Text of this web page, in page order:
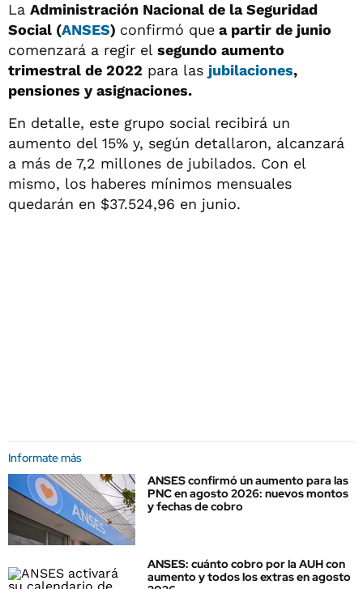
La Administración Nacional de la Seguridad
Social (ANSES) confirmó que a partir de junio
comenzará a regir el segundo aumento
trimestral de 2022 para las jubilaciones,
pensiones y asignaciones.
En detalle, este grupo social recibirá un
aumento del 15% y, según detallaron, alcanzará
a más de 7,2 millones de jubilados. Con el
mismo, los haberes mínimos mensuales
quedarán en $37.524,96 en junio.
Informate más
ANSES confirmó un aumento para las
PNC en agosto 2026: nuevos montos
y fechas de cobro
ANSES: cuánto cobro por la AUH con
aumento y todos los extras en agosto